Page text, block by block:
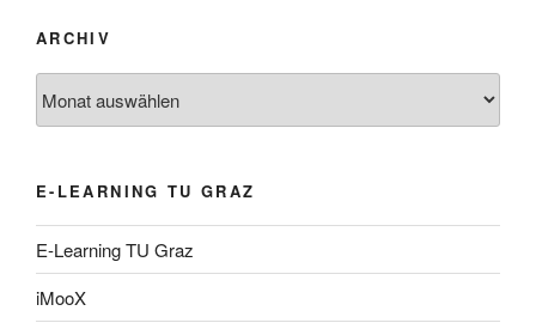
ARCHIV
E-LEARNING TU GRAZ
E-Learning TU Graz
iMooX